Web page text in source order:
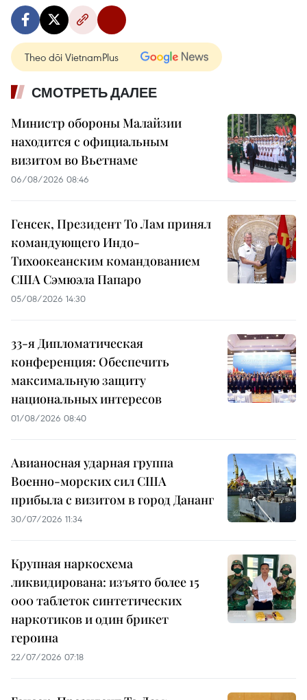
Theo dõi VietnamPlus
СМОТРЕТЬ ДАЛЕЕ
Министр обороны Малайзии
находится с официальным
визитом во Вьетнаме
06/08/2026 08:46
Генсек, Президент То Лам принял
командующего Индо-
Тихоокеанским командованием
США Сэмюэла Папаро
05/08/2026 14:30
33-я Дипломатическая
конференция: Обеспечить
максимальную защиту
национальных интересов
01/08/2026 08:40
Авианосная ударная группа
Военно-морских сил США
прибыла с визитом в город Дананг
30/07/2026 11:34
Крупная наркосхема
ликвидирована: изъято более 15
000 таблеток синтетических
наркотиков и один брикет
героина
22/07/2026 07:18